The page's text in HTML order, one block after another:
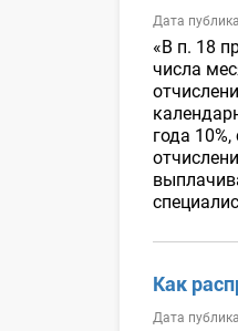
Дата
«В п. 18
числа
года
Как
Дата